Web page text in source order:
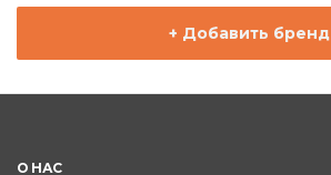
+ Добавить бренд
О НАС